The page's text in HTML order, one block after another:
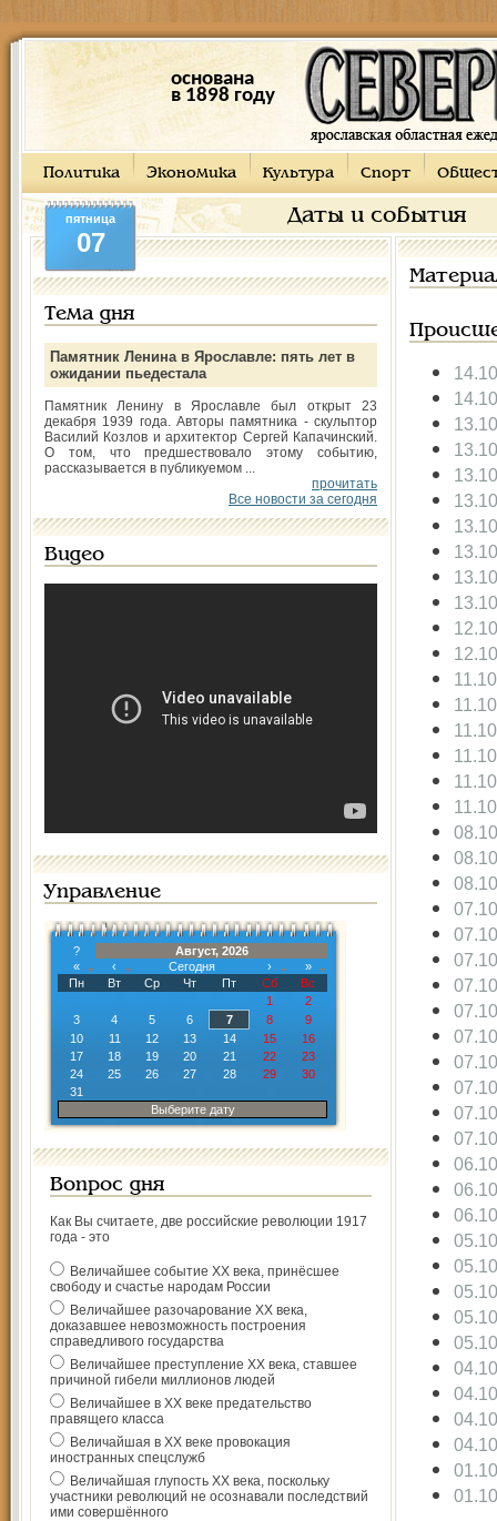
основана
в 1898 году
Политика Экономика Культура Спорт
Даты и события
пятница
07
Тема дня
Памятник Ленина в Ярославле: пять лет в
ожидании пьедестала
Памятник Ленину в Ярославле был открыт 23
декабря 1939 года. Авторы памятника - скульптор
Василий Козлов и архитектор Сергей Капачинский.
О том, что предшествовало этому событию,
рассказывается в публикуемом ...
прочитать
Все новости за сегодня
Видео
Управление
?
Август, 2026
«
‹ Сегодня ›
»
Пн
Вт Ср Чт Пт Сб
Вс
1
2
3
4 5 6 7 8
9
10
11 12 13 14 15
16
17
18 19 20 21 22
23
24
25 26 27 28 29
30
31
Выберите дату
Вопрос дня
Как Вы считаете, две российские революции 1917
года - это
Величайшее событие ХХ века, принёсшее
свободу и счастье народам России
Величайшее разочарование ХХ века,
доказавшее невозможность построения
справедливого государства
Величайшее преступление ХХ века, ставшее
причиной гибели миллионов людей
Величайшее в ХХ веке предательство
правящего класса
Величайшая в ХХ веке провокация
иностранных спецслужб
Величайшая глупость ХХ века, поскольку
участники революций не осознавали последствий
ими совершённого